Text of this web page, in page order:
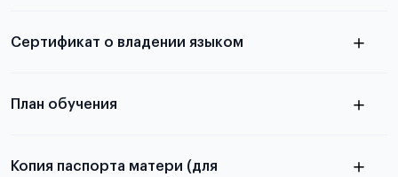
Для примеров заполнения и пустых
Сертификат о владении языком
План обучения
Копия паспорта матери (для